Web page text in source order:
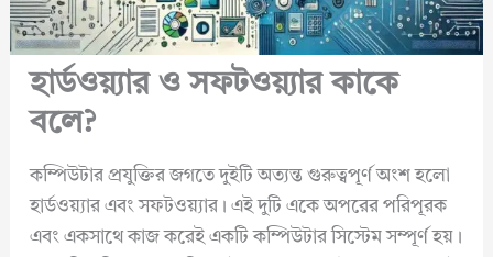
হার্ডওয়্যার ও সফটওয়্যার কাকে
বলে?
কম্পিউটার প্রযুক্তির জগতে দুইটি অত্যন্ত গুরুত্বপূর্ণ অংশ হলো
হার্ডওয়্যার এবং সফটওয়্যার। এই দুটি একে অপরের পরিপূরক
এবং একসাথে কাজ করেই একটি কম্পিউটার সিস্টেম সম্পূর্ণ হয়।